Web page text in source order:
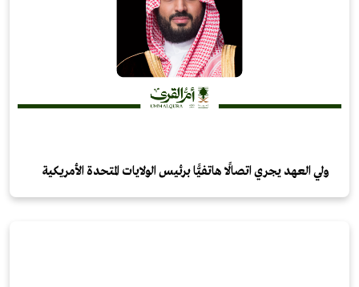
ولي العهد يجري اتصالًا هاتفيًّا برئيس الولايات المتحدة الأمريكية